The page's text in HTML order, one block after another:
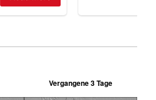
Vergangene 3 Tage